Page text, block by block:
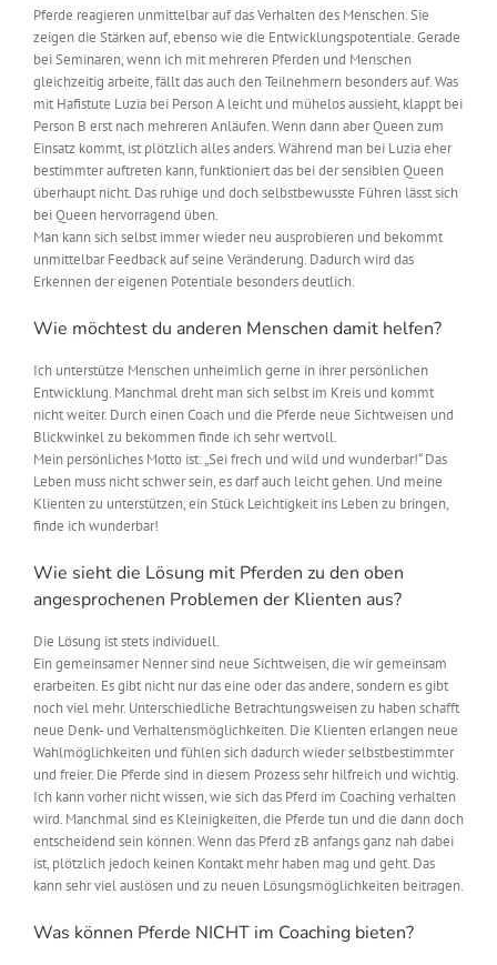
Pferde reagieren unmittelbar auf das Verhalten des Menschen. Sie
zeigen die Stärken auf, ebenso wie die Entwicklungspotentiale. Gerade
bei Seminaren, wenn ich mit mehreren Pferden und Menschen
gleichzeitig arbeite, fällt das auch den Teilnehmern besonders auf. Was
mit Hafistute Luzia bei Person A leicht und mühelos aussieht, klappt bei
Person B erst nach mehreren Anläufen. Wenn dann aber Queen zum
Einsatz kommt, ist plötzlich alles anders. Während man bei Luzia eher
bestimmter auftreten kann, funktioniert das bei der sensiblen Queen
überhaupt nicht. Das ruhige und doch selbstbewusste Führen lässt sich
bei Queen hervorragend üben.
Man kann sich selbst immer wieder neu ausprobieren und bekommt
unmittelbar Feedback auf seine Veränderung. Dadurch wird das
Erkennen der eigenen Potentiale besonders deutlich.
Wie möchtest du anderen Menschen damit helfen?
Ich unterstütze Menschen unheimlich gerne in ihrer persönlichen
Entwicklung. Manchmal dreht man sich selbst im Kreis und kommt
nicht weiter. Durch einen Coach und die Pferde neue Sichtweisen und
Blickwinkel zu bekommen finde ich sehr wertvoll.
Mein persönliches Motto ist: „Sei frech und wild und wunderbar!“ Das
Leben muss nicht schwer sein, es darf auch leicht gehen. Und meine
Klienten zu unterstützen, ein Stück Leichtigkeit ins Leben zu bringen,
finde ich wunderbar!
Wie sieht die Lösung mit Pferden zu den oben
angesprochenen Problemen der Klienten aus?
Die Lösung ist stets individuell.
Ein gemeinsamer Nenner sind neue Sichtweisen, die wir gemeinsam
erarbeiten. Es gibt nicht nur das eine oder das andere, sondern es gibt
noch viel mehr. Unterschiedliche Betrachtungsweisen zu haben schafft
neue Denk- und Verhaltensmöglichkeiten. Die Klienten erlangen neue
Wahlmöglichkeiten und fühlen sich dadurch wieder selbstbestimmter
und freier. Die Pferde sind in diesem Prozess sehr hilfreich und wichtig.
Ich kann vorher nicht wissen, wie sich das Pferd im Coaching verhalten
wird. Manchmal sind es Kleinigkeiten, die Pferde tun und die dann doch
entscheidend sein können. Wenn das Pferd zB anfangs ganz nah dabei
ist, plötzlich jedoch keinen Kontakt mehr haben mag und geht. Das
kann sehr viel auslösen und zu neuen Lösungsmöglichkeiten beitragen.
Was können Pferde NICHT im Coaching bieten?